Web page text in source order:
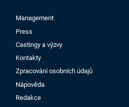
Management
Press
Castingy a výzvy
Kontakty
Zpracování osobních údajů
Nápověda
Redakce